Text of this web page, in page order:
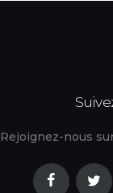
Rejoignez-nous